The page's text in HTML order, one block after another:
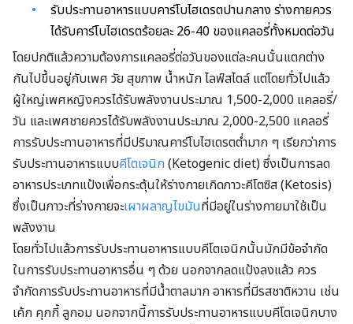
รับประทานอาหารแบบคาร์โบไฮเดรตปานกลาง ร่างกายควร
ได้รับคาร์โบไฮเดรตร้อยละ 26-40 ของแคลอรี่ทั้งหมดต่อวัน
โดยปกติแล้วความต้องการแคลอรี่ต่อวันของแต่ละคนนั้นแตกต่าง
กันไปขึ้นอยู่กับเพศ วัย สุขภาพ น้ำหนัก ไลฟ์สไตล์ แต่โดยทั่วไปแล้ว
ผู้ใหญ่เพศหญิงควรได้รับพลังงานประมาณ 1,500-2,000 แคลอรี่/
วัน และเพศชายควรได้รับพลังงานประมาณ 2,000-2,500 แคลอรี่
การรับประทานอาหารที่มีปริมาณคาร์โบไฮเดรตต่ำมาก ๆ เรียกว่าการ
รับประทานอาหารแบบคีโตเจนิก (Ketogenic diet) ซึ่งเป็นการลด
อาหารประเภทแป้งเพื่อกระตุ้นให้ร่างกายเกิดภาวะคีโตซิส (Ketosis)
ซึ่งเป็นภาวะที่ร่างกายจะเผาผลาญไขมันที่มีอยู่ในร่างกายมาใช้เป็น
พลังงาน
โดยทั่วไปแล้วการรับประทานอาหารแบบคีโตเจนิกนั้นมักมีข้อจำกัด
ในการรับประทานอาหารอื่น ๆ ด้วย นอกจากลดแป้งลงแล้ว ควร
จำกัดการรับประทานอาหารที่มีน้ำตาลมาก อาหารที่มีรสชาติหวาน เช่น
เค้ก คุกกี้ ลูกอม นอกจากนี้การรับประทานอาหารแบบคีโตเจนิกบาง